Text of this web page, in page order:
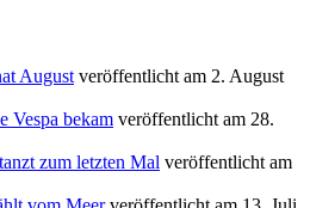
August veröffentlicht am 2. August
Vespa bekam veröffentlicht am 28.
zum letzten Mal veröffentlicht am